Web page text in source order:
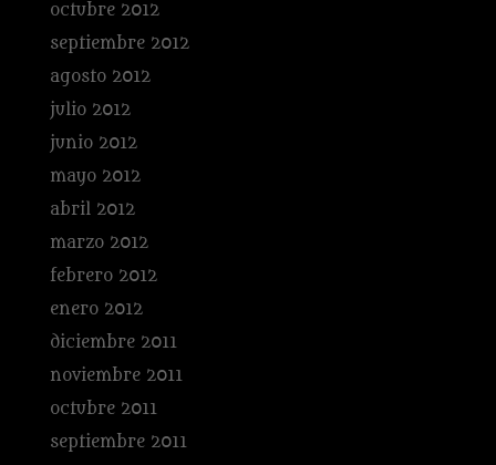
octubre 2012
septiembre 2012
agosto 2012
julio 2012
junio 2012
mayo 2012
abril 2012
marzo 2012
febrero 2012
enero 2012
diciembre 2011
noviembre 2011
octubre 2011
septiembre 2011